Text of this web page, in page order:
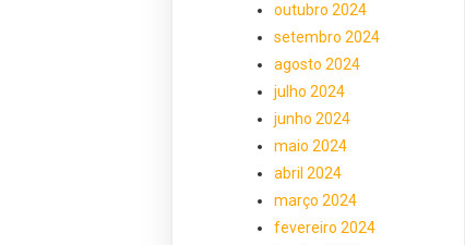
outubro 2024
setembro 2024
agosto 2024
julho 2024
junho 2024
maio 2024
abril 2024
março 2024
fevereiro 2024